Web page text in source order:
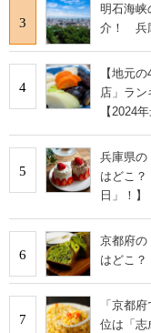
3
明石海峡
介！ 兵
4
【地元
店」ラ
【2024
5
兵庫県
はどこ？
日」！】
6
京都府
はどこ？
7
「京都
位は「志